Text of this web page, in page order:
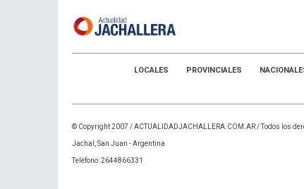
LOCALES PROVINCIALES
© Copyright 2007 /ACTUALIDADJACHALLERA.COM.AR/ Todos los
Jachal, San Juan - Argentina
Teléfono: 2644866331